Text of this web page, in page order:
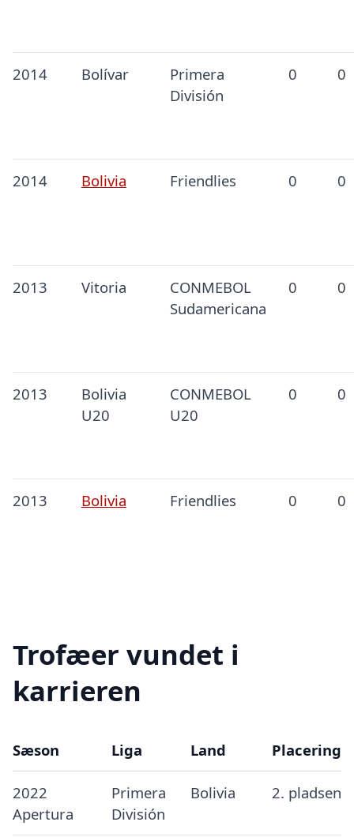
2014 Bolívar
Primera
División
0 0
2014 Bolivia Friendlies 0 0
2013 Vitoria
CONMEBOL
Sudamericana
0 0
2013
Bolivia
U20
CONMEBOL
U20
0 0
2013 Bolivia Friendlies 0 0
Trofæer vundet i
karrieren
Sæson Liga Land Placering
2022
Apertura
Primera
División
Bolivia 2. pladsen